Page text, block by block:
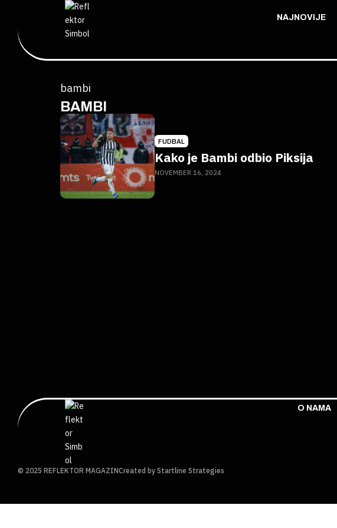
NAJNOVIJE
bambi
BAMBI
FUDBAL
Kako je Bambi odbio Piksija
NOVEMBER 16, 2024
O NAMA
© 2025 REFLEKTOR MAGAZINCreated by Startline Strategies